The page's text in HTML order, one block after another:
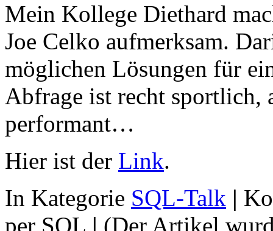
Mein Kollege Diethard
Joe Celko aufmerksam.
möglichen Lösungen für
Abfrage ist recht sportlich,
performant…
Hier ist der Link.
In Kategorie SQL-Talk |
per SQL | (Der Artikel